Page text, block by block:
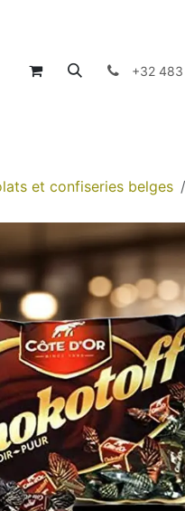
Boutique À propos
+32
et confiseries belges